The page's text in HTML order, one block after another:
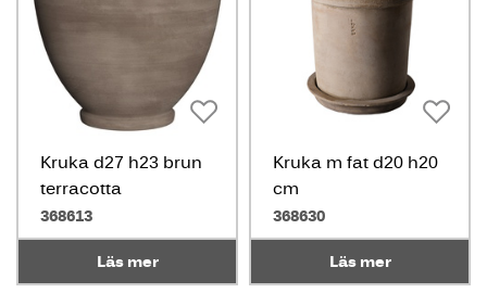
Kruka d27 h23 brun
terracotta
368613
Läs mer
Kruka m fat d20 h20
cm
368630
Läs mer